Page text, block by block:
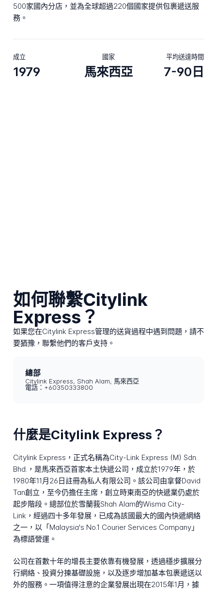
500家國內分店，並為全球超過220個國家提供包裹遞送服
務。
成立
1979
國家
馬來西亞
平均送達時間
7-90日
如何聯繫Citylink
Express？
如果您在Citylink Express管理的送貨過程中遇到問題，請不
要猶豫，聯繫他們的客戶支持。
總部
Citylink Express, Shah Alam, 馬來西亞
電話：+60350333800
什麼是Citylink Express？
Citylink Express，正式名稱為City-Link Express (M) Sdn.
Bhd.，是馬來西亞首家本土快遞公司，成立於1979年，於
1980年11月26日註冊為私人有限公司。該公司由拿督David
Tan創立，至今仍擔任主席，創立時東南亞的快遞業仍處於
起步階段。總部位於雪蘭莪Shah Alam的Wisma City-
Link，經過四十多年發展，已成為該國最大的國內快遞網絡
之一，以「Malaysia's No.1 Courier Services Company」
為標語營運。
公司在首數十年的增長主要依靠有機發展，透過穩步擴展分
行網絡、投資分揀基礎設施，以及逐步增加基本包裹遞送以
外的服務。一項值得注意的企業發展出現在2015年1月，據